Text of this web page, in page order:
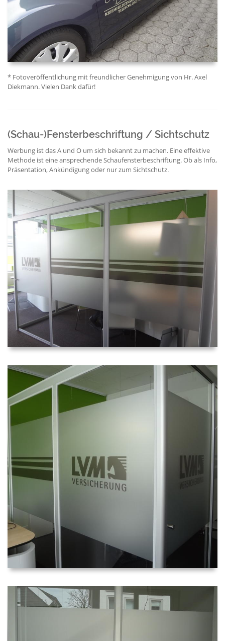
* Fotoveröffentlichung mit freundlicher Genehmigung von Hr. Axel
Diekmann. Vielen Dank dafür!
(Schau-)Fensterbeschriftung / Sichtschutz
Werbung ist das A und O um sich bekannt zu machen. Eine effektive
Methode ist eine ansprechende Schaufensterbeschriftung. Ob als Info,
Präsentation, Ankündigung oder nur zum Sichtschutz.